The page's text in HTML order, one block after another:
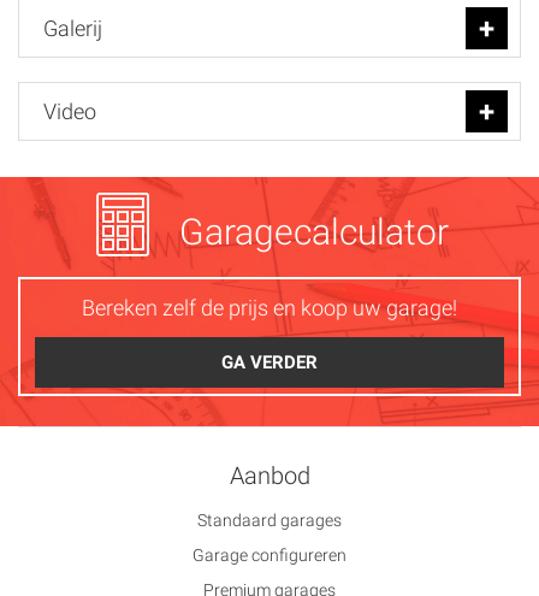
Galerij
Video
Garagecalculator
Bereken zelf de prijs en koop uw garage!
GA VERDER
Aanbod
Standaard garages
Garage configureren
Premium garages